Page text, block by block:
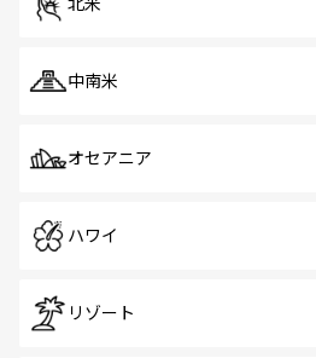
中南米
オセアニア
ハワイ
リゾート